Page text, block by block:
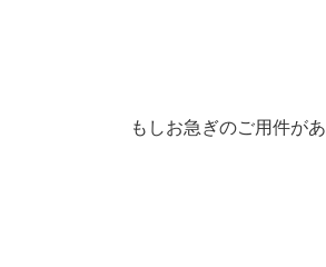
もしお急ぎのご用件が